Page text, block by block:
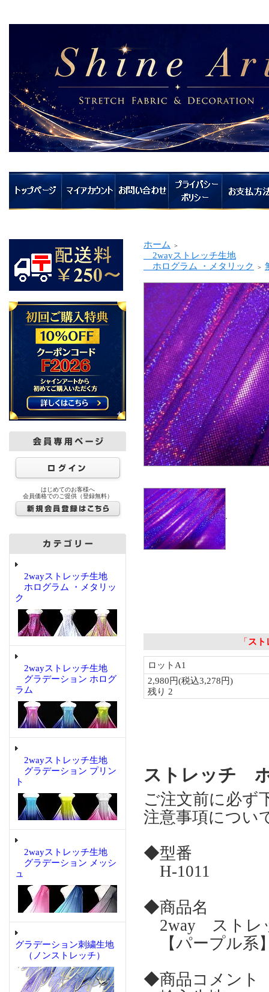
はじめてのお客様へ
会員価格でのご提供（登録無料）
2wayストレッチ生地
ホログラム ・メタリッ
ク
2wayストレッチ生地
グラデーション ホログ
ラム
2wayストレッチ生地
グラデーション プリン
ト
2wayストレッチ生地
グラデーション メッシ
ュ
グラデーション刺繍生地
（ノンストレッチ）
ホーム ＞
2wayストレッチ生地
ホログラム ・メタリック
＞
ストレッチ
ご注文前に必ず
注意事項につい
◆型番
H-1011
◆商品名
2way ストレ
【パープル系
◆商品コメント